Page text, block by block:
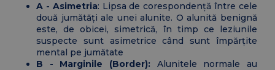
A - Asimetria: Lipsa de corespondență între cele
două jumătăți ale unei alunite. O alunită benignă
este, de obicei, simetrică, în timp ce leziunile
suspecte sunt asimetrice când sunt împărțite
mental pe jumătate
B - Marginile (Border): Alunitele normale au